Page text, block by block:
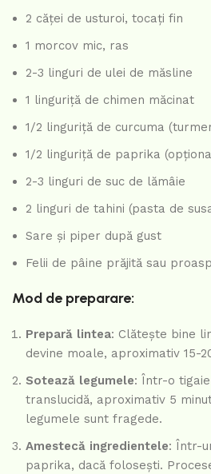
2 căței de usturoi, tocați fin
1 morcov mic, ras
2-3 linguri de ulei de măsline
1 linguriță de chimen măcinat
1/2 linguriță de curcuma
1/2 linguriță de paprika
2-3 linguri de suc de lămâie
2 linguri de tahini (pasta de
Sare și piper după gust
Felii de pâine prăjită sau
Mod de preparare:
Prepară lintea: Clătește bine
devine moale, aproximativ 15-
Sotează legumele: Într-o
translucidă, aproximativ 5
legumele sunt fragede.
Amestecă ingredientele: Într-
paprika, dacă folosești.